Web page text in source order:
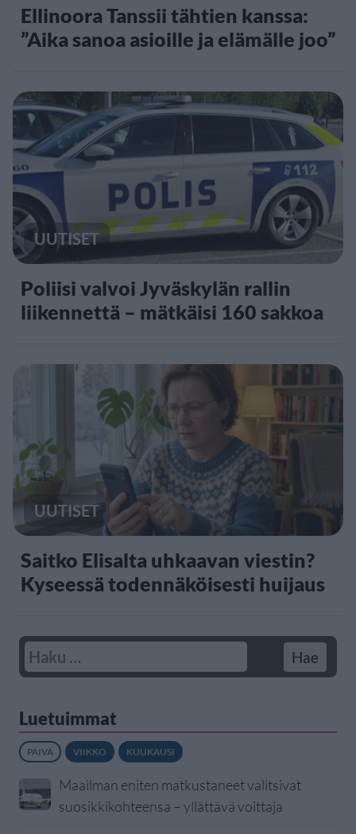
Ellinoora Tanssii tähtien kanssa:
”Aika sanoa asioille ja elämälle joo”
UUTISET
Poliisi valvoi Jyväskylän rallin
liikennettä – mätkäisi 160 sakkoa
UUTISET
Saitko Elisalta uhkaavan viestin?
Kyseessä todennäköisesti huijaus
Luetuimmat
PÄIVÄ VIIKKO KUUKAUSI
Maailman eniten matkustaneet valitsivat
suosikkikohteensa – yllättävä voittaja